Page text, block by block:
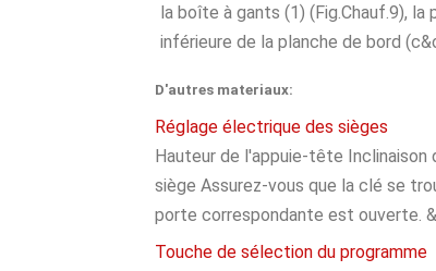
la boîte à gants (1) (Fig.Chauf.9), la
inférieure de la planche de bord
D'autres materiaux:
Réglage électrique des sièges
Hauteur de l'appuie-tête Inclinaison
siège Assurez-vous que la clé se
porte correspondante est ouverte. &
Touche de sélection du programme